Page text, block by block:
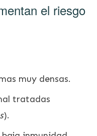
el riesgo
muy densas.
tratadas
).